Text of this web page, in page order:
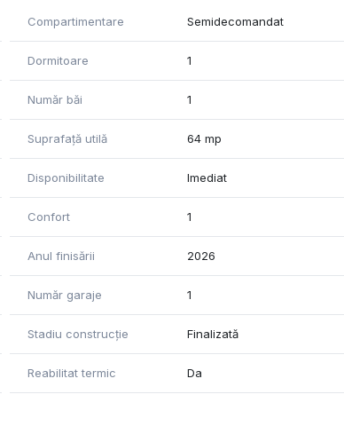
și de garaj subteran și boxă comună de
la dispoziție!
proprietar. Agenția nu își asumă
informațiile prezentate.
Compartimentare Semidecomandat
Dormitoare 1
Număr băi 1
Suprafață utilă 64 mp
Disponibilitate Imediat
Confort 1
Anul finisării 2026
Număr garaje 1
Stadiu construcție Finalizată
Reabilitat termic Da